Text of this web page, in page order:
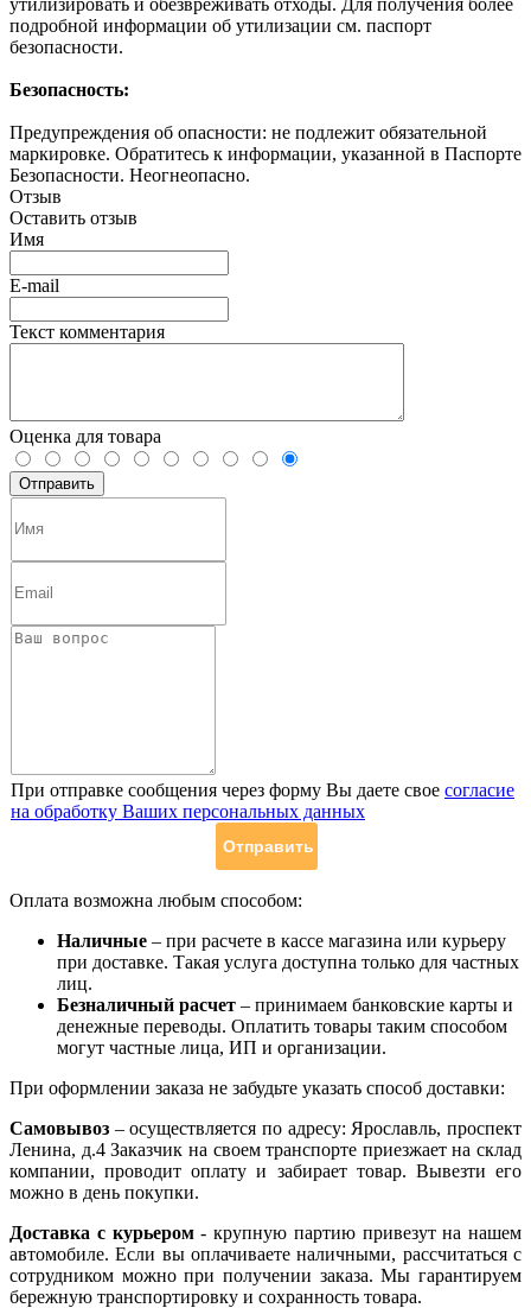
подробной информации об утилизации см. паспорт
безопасности.
Безопасность:
Предупреждения об опасности: не подлежит обязательной
маркировке. Обратитесь к информации, указанной в Паспорте
Безопасности. Неогнеопасно.
Отзыв
Оставить отзыв
Имя
E-mail
Текст комментария
Оценка для товара
При отправке сообщения через форму Вы даете свое согласие
на обработку Ваших персональных данных
Оплата возможна любым способом:
Наличные – при расчете в кассе магазина или курьеру
при доставке. Такая услуга доступна только для частных
лиц.
Безналичный расчет – принимаем банковские карты и
денежные переводы. Оплатить товары таким способом
могут частные лица, ИП и организации.
При оформлении заказа не забудьте указать способ доставки:
Самовывоз – осуществляется по адресу: Ярославль, проспект
Ленина, д.4 Заказчик на своем транспорте приезжает на склад
компании, проводит оплату и забирает товар. Вывезти его
можно в день покупки.
Доставка с курьером- крупную партию привезут на нашем
автомобиле. Если вы оплачиваете наличными, рассчитаться с
сотрудником можно при получении заказа. Мы гарантируем
бережную транспортировку и сохранность товара.